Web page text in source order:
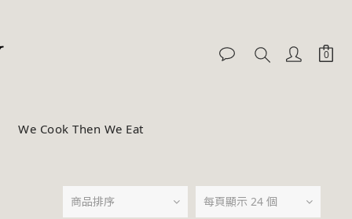
We Cook Then We Eat
商品排序 每頁顯示 24 個